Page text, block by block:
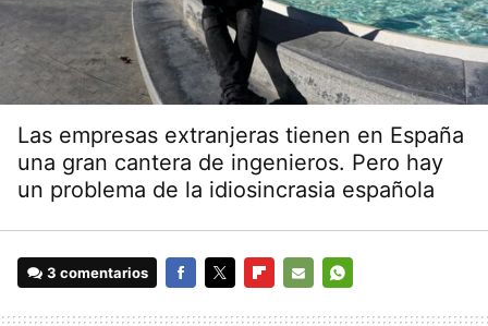
Las empresas extranjeras tienen en España
una gran cantera de ingenieros. Pero hay
un problema de la idiosincrasia española
3 comentarios